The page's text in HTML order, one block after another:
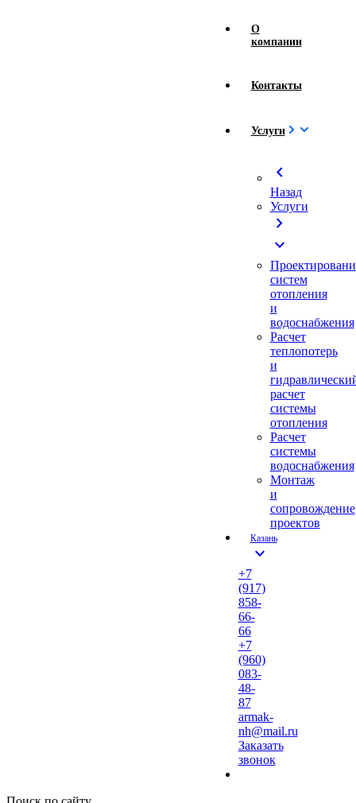
О
компании
Контакты
Услуги
chevron_left
Назад
Услуги
chevron_right
expand_more
систем
отопления
и
водоснабжения
Расчет
теплопотерь
и
расчет
системы
отопления
Расчет
системы
водоснабжения
Монтаж
и
сопровождение
проектов
Казань
expand_more
+7
(917)
858-
66-
66
+7
(960)
083-
48-
87
armak-
nh@mail.ru
Заказать
звонок